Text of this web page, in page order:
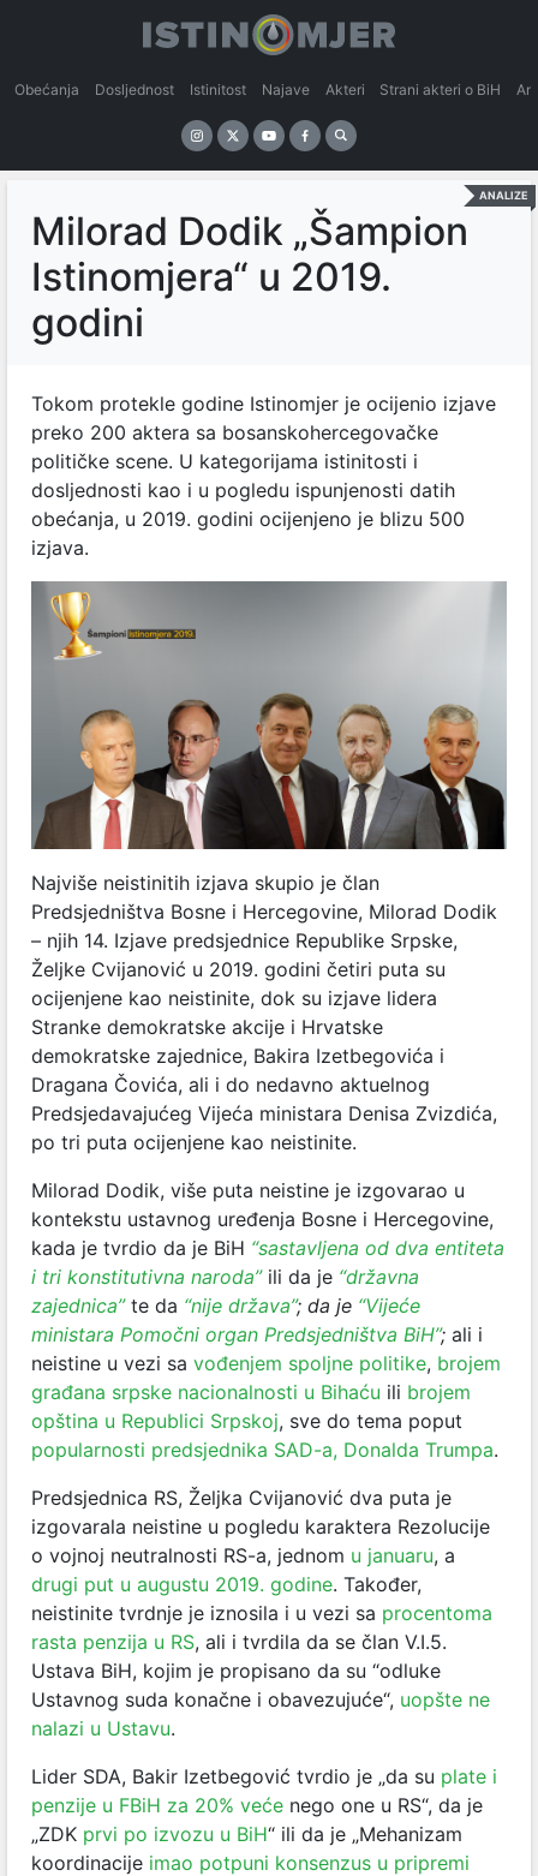
Obećanja Dosljednost Istinitost Najave Akteri Strani akteri o BiH
ANALIZE
Milorad Dodik „Šampion
Istinomjera“ u 2019.
godini
Tokom protekle godine Istinomjer je ocijenio izjave
preko 200 aktera sa bosanskohercegovačke
političke scene. U kategorijama istinitosti i
dosljednosti kao i u pogledu ispunjenosti datih
obećanja, u 2019. godini ocijenjeno je blizu 500
izjava.
Najviše neistinitih izjava skupio je član
Predsjedništva Bosne i Hercegovine, Milorad Dodik
– njih 14. Izjave predsjednice Republike Srpske,
Željke Cvijanović u 2019. godini četiri puta su
ocijenjene kao neistinite, dok su izjave lidera
Stranke demokratske akcije i Hrvatske
demokratske zajednice, Bakira Izetbegovića i
Dragana Čovića, ali i do nedavno aktuelnog
Predsjedavajućeg Vijeća ministara Denisa Zvizdića,
po tri puta ocijenjene kao neistinite.
Milorad Dodik, više puta neistine je izgovarao u
kontekstu ustavnog uređenja Bosne i Hercegovine,
kada je tvrdio da je BiH “sastavljena od dva entiteta
i tri konstitutivna naroda”ili da je “državna
zajednica” te da “nije država”; da je “Vijeće
ministara Pomočni organ Predsjedništva BiH”; ali i
neistine u vezi sa vođenjem spoljne politike, brojem
građana srpske nacionalnosti u Bihaću ili brojem
opština u Republici Srpskoj, sve do tema poput
popularnosti predsjednika SAD-a, Donalda Trumpa.
Predsjednica RS, Željka Cvijanović dva puta je
izgovarala neistine u pogledu karaktera Rezolucije
o vojnoj neutralnosti RS-a, jednom u januaru, a
drugi put u augustu 2019. godine. Također,
neistinite tvrdnje je iznosila i u vezi sa procentoma
rasta penzija u RS, ali i tvrdila da se član V.I.5.
Ustava BiH, kojim je propisano da su “odluke
Ustavnog suda konačne i obavezujuće“, uopšte ne
nalazi u Ustavu.
Lider SDA, Bakir Izetbegović tvrdio je „da su plate i
penzije u FBiH za 20% veće nego one u RS“, da je
„ZDK prvi po izvozu u BiH“ ili da je „Mehanizam
koordinacije imao potpuni konsenzus u pripremi